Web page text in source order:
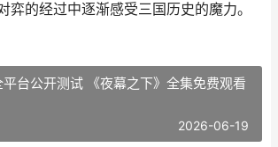
弈的经过中逐渐感受三国历史的魔力。
平台公开测试 《夜幕之下》全集免费观看
2026-06-19